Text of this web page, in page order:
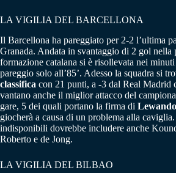
LA VIGILIA DEL BARCELLONA
Il Barcellona ha pareggiato per 2-2 l’ultima
Granada. Andata in svantaggio di 2 gol nella
formazione catalana si è risollevata nei
pareggio solo all’85’. Adesso la squadra si
classifica con 21 punti, a -3 dal Real Madrid
vantano anche il miglior attacco del
gare, 5 dei quali portano la firma di
giocherà a causa di un problema alla
indisponibili dovrebbe includere anche
Roberto e de Jong.
LA VIGILIA DEL BILBAO